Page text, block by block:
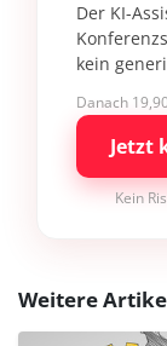
Der KI-
kein
Danach
Jetzt
Kein
Weitere